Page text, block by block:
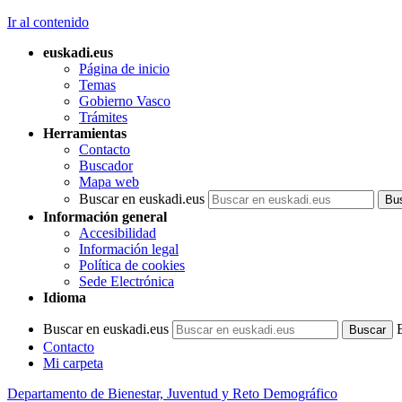
Ir al contenido
euskadi.eus
Página de inicio
Temas
Gobierno Vasco
Trámites
Herramientas
Contacto
Buscador
Mapa web
Buscar en euskadi.eus
Información general
Accesibilidad
Información legal
Política de cookies
Sede Electrónica
Idioma
Buscar en euskadi.eus
Contacto
Mi carpeta
Departamento de Bienestar, Juventud y Reto Demográfico